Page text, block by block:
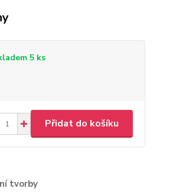
5 ks
Přidat do košíku
tvorby